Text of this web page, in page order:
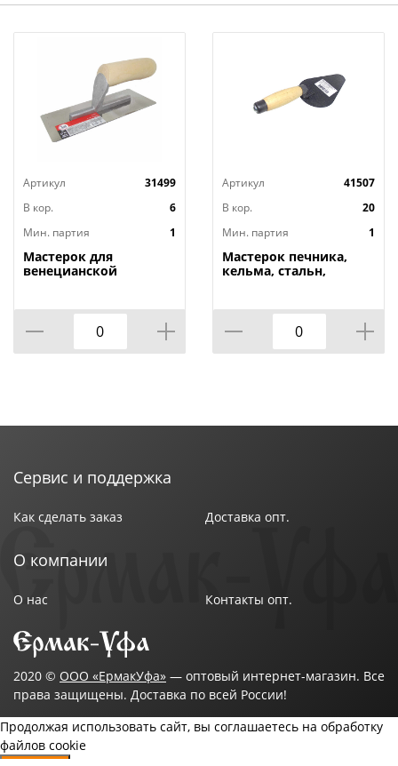
Артикул
31499
В кор.
6
Мин. партия
1
Мастерок для
венецианской
Т4Р, 1/60
Артикул
41507
В кор.
20
Мин. партия
1
Мастерок печника,
кельма, стальн,
Сервис и поддержка
Как сделать заказ Доставка опт.
О компании
О нас Контакты опт.
2020 © ООО «ЕрмакУфа» — оптовый интернет-магазин. Все
права защищены. Доставка по всей России!
Продолжая использовать сайт, вы соглашаетесь на обработку
файлов cookie